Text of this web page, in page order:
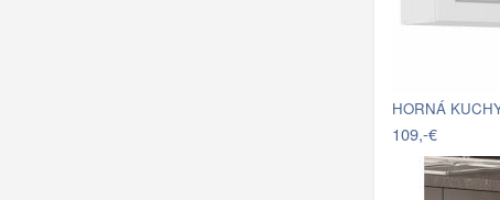
109,-€